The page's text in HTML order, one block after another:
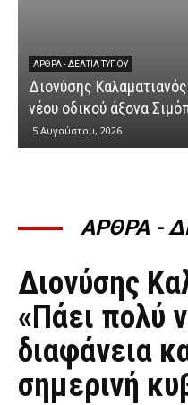
ΆΡΘΡΑ - ΔΕΛΤΊΑ ΤΎΠΟΥ
Διονύσης
νέου οδικού άξονα
5 Αυγούστου, 2026
ΑΡΘΡΑ -
ΆΡΘΡΑ - ΔΕΛΤΊΑ ΤΎΠΟΥ
Διονύσης
«Πάει πολύ
διαφάνεια
σημερινή